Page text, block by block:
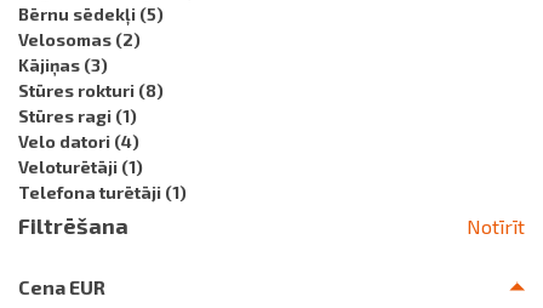
Bērnu sēdekļi (5)
Velosomas (2)
Kājiņas (3)
Stūres rokturi (8)
Stūres ragi (1)
Velo datori (4)
Veloturētāji (1)
Telefona turētāji (1)
Filtrēšana Notīrīt
Cena EUR